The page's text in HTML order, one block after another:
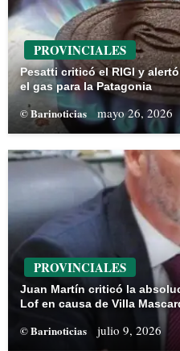
PROVINCIALES
Pesatti criticó el RIGI y
el gas para la Patagonia
© Barinoticias mayo 26, 2026
PROVINCIALES
Juan Martín criticó la
Lof en causa de Villa
© Barinoticias julio 9, 2026